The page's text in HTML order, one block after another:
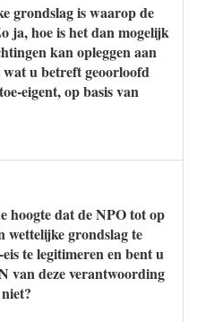
grondslag is waarop de
ja, hoe is het dan mogelijk
kan opleggen aan
u betreft geoorloofd
eigent, op basis van
hoogte dat de NPO tot op
wettelijke grondslag te
te legitimeren en bent u
van deze verantwoording